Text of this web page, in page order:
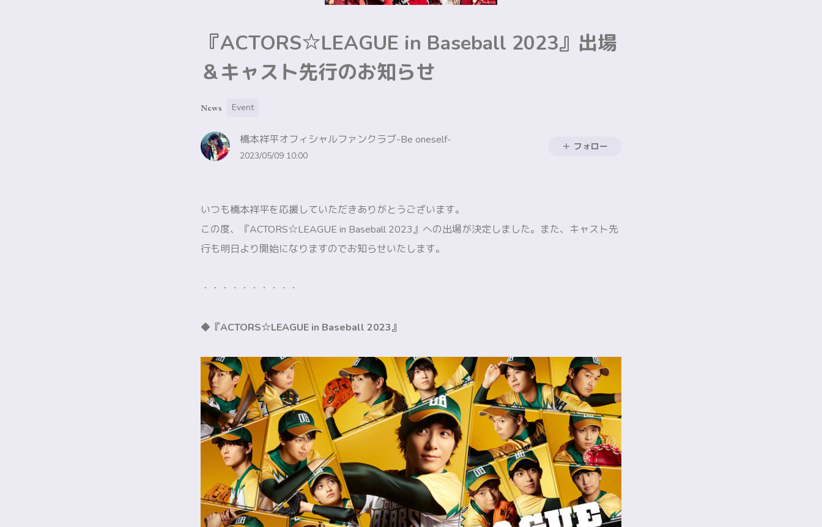
『ACTORS☆LEAGUE in Baseball 2023』出場
＆キャスト先行のお知らせ
News Event
橋本祥平オフィシャルファンクラブ-Be oneself-
2023/05/09 10:00
フォロー
いつも橋本祥平を応援していただきありがとうございます。
この度、『ACTORS☆LEAGUE in Baseball 2023』への出場が決定しました。また、キャスト先
行も明日より開始になりますのでお知らせいたします。
・・・・・・・・・・
◆『ACTORS☆LEAGUE in Baseball 2023』